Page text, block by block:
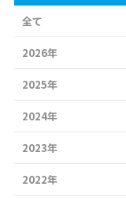
全て
2026年
2025年
2024年
2023年
2022年